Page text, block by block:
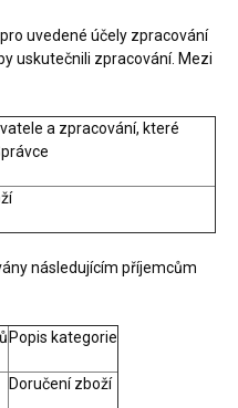
uvedené účely zpracování
uskutečnili zpracování. Mezi
a zpracování, které
následujícím příjemcům
Popis kategorie
Doručení zboží